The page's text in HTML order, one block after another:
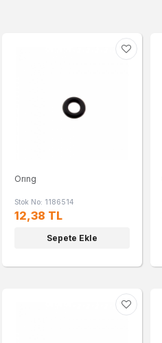
Orıng
Stok No: 1186514
12,38 TL
Sepete Ekle